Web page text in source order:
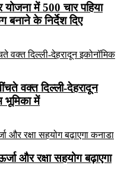
में 500 चार पहिया
बनाने के निर्देश दिए
वक्त दिल्ली-देहरादून
भूमिका में
और रक्षा सहयोग बढ़ाएगा